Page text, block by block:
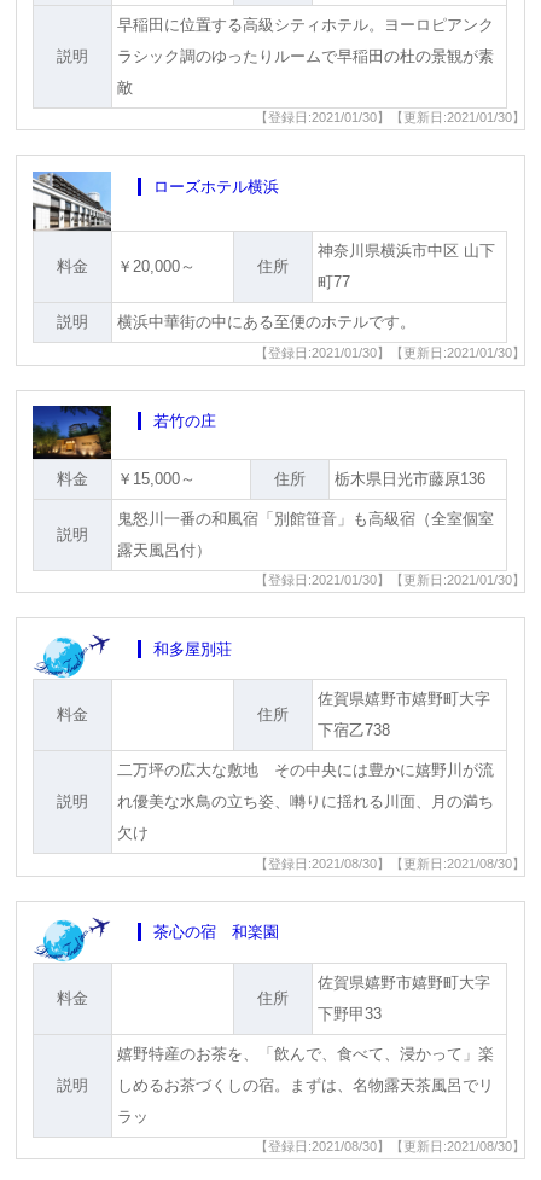
説明
早稲田に位置する高級シティホテル。ヨーロピアンク
ラシック調のゆったりルームで早稲田の杜の景観が素
敵
【登録日:2021/01/30】【更新日:2021/01/30】
ローズホテル横浜
料金 ￥20,000～ 住所
神奈川県横浜市中区 山下
町77
説明 横浜中華街の中にある至便のホテルです。
【登録日:2021/01/30】【更新日:2021/01/30】
若竹の庄
料金 ￥15,000～ 住所 栃木県日光市藤原136
説明
鬼怒川一番の和風宿「別館笹音」も高級宿（全室個室
露天風呂付）
【登録日:2021/01/30】【更新日:2021/01/30】
和多屋別荘
料金 住所
佐賀県嬉野市嬉野町大字
下宿乙738
説明
二万坪の広大な敷地 その中央には豊かに嬉野川が流
れ優美な水鳥の立ち姿、囀りに揺れる川面、月の満ち
欠け
【登録日:2021/08/30】【更新日:2021/08/30】
茶心の宿 和楽園
料金 住所
佐賀県嬉野市嬉野町大字
下野甲33
説明
嬉野特産のお茶を、「飲んで、食べて、浸かって」楽
しめるお茶づくしの宿。まずは、名物露天茶風呂でリ
ラッ
【登録日:2021/08/30】【更新日:2021/08/30】